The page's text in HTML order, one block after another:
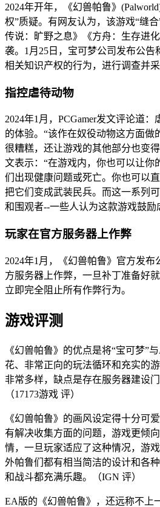
2024年开年，《幻兽帕鲁》
权”质疑。有网友认为，该游戏“缝
传说：旷野之息》《方舟：生存进
袭。1月25日，宝可梦公司发布公告
相关知识产权的行为，进行调查并采
指控虐待动物
2024年1月，PCGamer发文评论道
的体验。“该作在奴役动物这方面做
很糟糕，还让游戏的其他部分也变
文表示：“在游戏内，你也可以让你
们出现健康问题或死亡。你也可以
把它们变成武装民兵。而这一系列
和围观者--一些人认为这款游戏鼓励
玩家在官方服务器上作弊
2024年1月，《幻兽帕鲁》官方发
方服务器上作弊，一旦补丁准备好
立即完全阻止所有作弊行为。
游戏评测
《幻兽帕鲁》的优点是将“宝可梦”
花、非常正向的玩法循环和充实的
非常多样，缺点是存在服务器建设门
（17173游戏 评）
《幻兽帕鲁》的画风设定得十分可
有解决收集方面的问题，游戏更倾
情，一旦玩家适应了这种情况，游
外帕鲁们都有相当简洁的设计和各
和战斗都充满乐趣。（IGN 评）
EA版的《幻兽帕鲁》，还远称不上